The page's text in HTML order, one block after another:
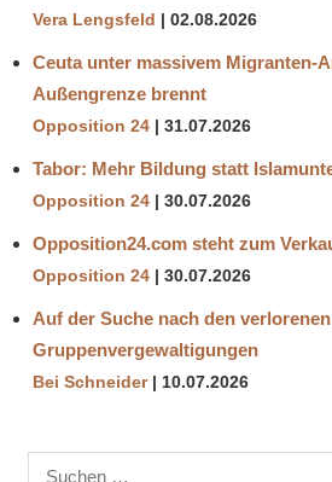
Vera Lengsfeld 02.08.2026
Ceuta unter massivem Migranten-
Außengrenze brennt
Opposition 24 31.07.2026
Tabor: Mehr Bildung statt
Opposition 24 30.07.2026
Opposition24.com steht zum
Opposition 24 30.07.2026
Auf der Suche nach den verlorenen
Gruppenvergewaltigungen
Bei Schneider 10.07.2026
Suchen